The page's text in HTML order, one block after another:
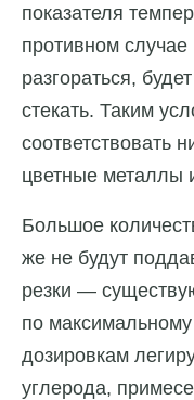
показателя
противном
разгораться,
стекать. Таким
соответствовать
цветные металлы
Большое
же не будут
резки —
по
дозировкам
углерода,